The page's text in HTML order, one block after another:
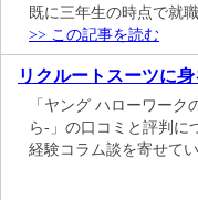
既に三年生の時点で就
>> この記事を読む
リクルートスーツに
「ヤング ハローワー
ら-」の口コミと評判に
経験コラム談を寄せて